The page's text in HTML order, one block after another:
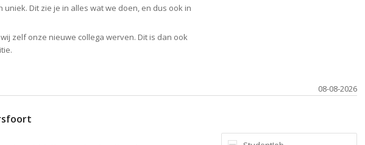
uniek. Dit zie je in alles wat we doen, en dus ook in
zelf onze nieuwe collega werven. Dit is dan ook
08-08-2026